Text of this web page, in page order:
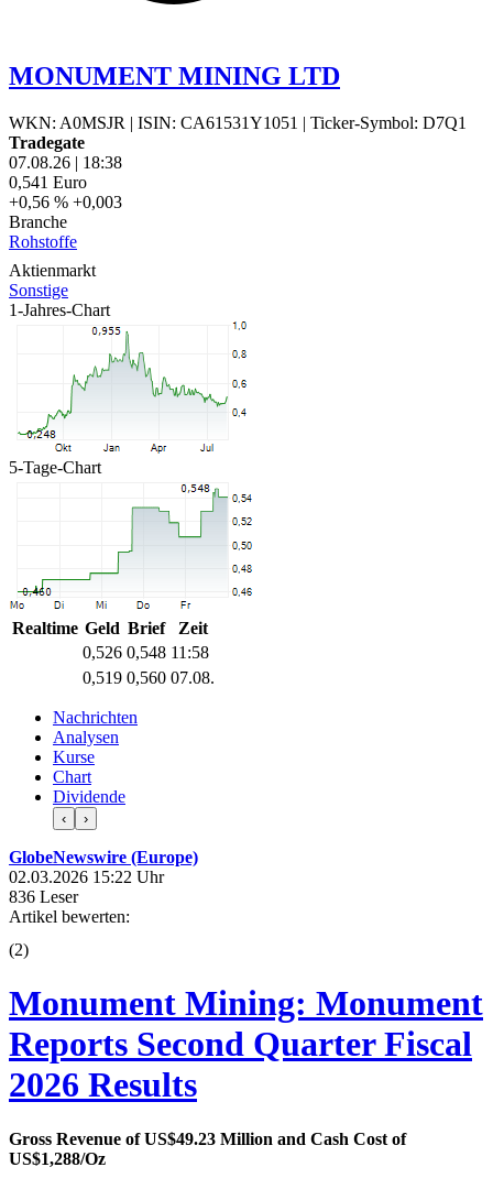
MONUMENT MINING LTD
WKN: A0MSJR | ISIN: CA61531Y1051 | Ticker-Symbol: D7Q1
Tradegate
07.08.26 | 18:38
0,541 Euro
+0,56 % +0,003
Branche
Rohstoffe
Aktienmarkt
Sonstige
1-Jahres-Chart
5-Tage-Chart
Realtime Geld Brief
Zeit
0,526 0,548 11:58
0,519 0,560 07.08.
Nachrichten
Analysen
Kurse
Chart
Dividende
‹ ›
GlobeNewswire (Europe)
02.03.2026 15:22 Uhr
836 Leser
Artikel bewerten:
(2)
Monument Mining: Monument
Reports Second Quarter Fiscal
2026 Results
Gross Revenue of US$49.23 Million and Cash Cost of
US$1,288/Oz